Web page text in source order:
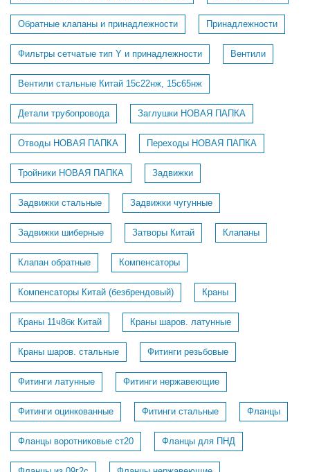
Обратные клапаны и принадлежности Принадлежности
Фильтры сетчатые тип Y и принадлежности Вентили
Вентили стальные Китай 15с22нж, 15с65нж
Детали трубопровода Заглушки НОВАЯ ПАПКА
Отводы НОВАЯ ПАПКА Переходы НОВАЯ ПАПКА
Тройники НОВАЯ ПАПКА Задвижки
Задвижки стальные Задвижки чугунные
Задвижки шиберные Затворы Китай Клапаны
Клапан обратные Компенсаторы
Компенсаторы Китай (безбрендовый) Краны
Краны 11ч8бк Китай Краны шаров. латунные
Краны шаров. стальные Фитинги резьбовые
Фитинги латунные Фитинги нержавеющие
Фитинги оцинкованные Фитинги стальные Фланцы
Фланцы воротниковые ст20 Фланцы для ПНД